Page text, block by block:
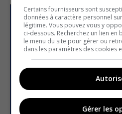
S’inscrire à la
E-mail
S’INSCRIRE
Certains fournisseurs sont
données à caractère personnel
légitime. Vous pouvez vous y
ci-dessous. Recherchez un lien
le menu du site pour gérer ou
dans les paramètres des cookies
Gérer les